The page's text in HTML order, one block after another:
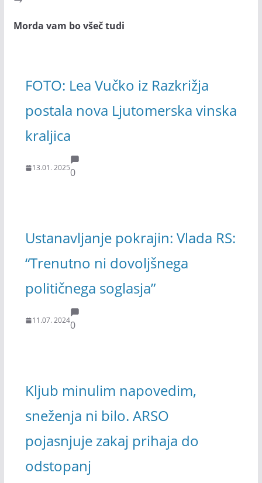
Morda vam bo všeč tudi
FOTO: Lea Vučko iz Razkrižja
postala nova Ljutomerska vinska
kraljica
13.01. 20250
Ustanavljanje pokrajin: Vlada RS:
“Trenutno ni dovoljšnega
političnega soglasja”
11.07. 20240
Kljub minulim napovedim,
sneženja ni bilo. ARSO
pojasnjuje zakaj prihaja do
odstopanj